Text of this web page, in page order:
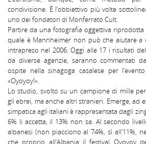
condivisione. È l’obbiettivo più volte
uno dei fondatori di Monferrato Cult.
Partire da una fotografia oggettiva
quale è Mannheimer non può che aiutare a
intrapreso nel 2006. Oggi alle 17 i risultati
da diverse agenzie, saranno commentati
ospite nella sinagoga casalese per
«Oyoyoy!».
Lo studio, svolto su un campione di mille
gli ebrei, ma anche altri stranieri. Emerge, ad
simpatica agli italiani è rappresentata dagli
6% li accetta, il 13% non sa. Al secondo
albanesi (non piacciono al 74%, sì all’11%,
che proprio all’Albania il festival Oyoyoy